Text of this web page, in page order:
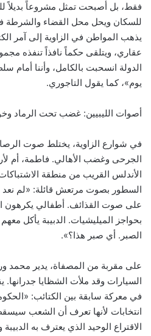
فقط، بل أصبحت تمثل مشروعاً بديلاً
للسكان ويحل محل القضاء والشرطة
يذهب المواطن في الزاوية إلى آمر
عقاري، ويتلقى حكماً نافذاً تنفذه
الدولة انسحبت بالكامل، وأننا أمام
يوم»، كما يقول التاجوري.
أصوات الليبيين: غضب تحت الرماد
في شوارع الزاوية، يختلط صوت
الجرحى وغضب الأهالي. فاطمة، أم
الأندلس القريب من منطقة
السطور بصوت مرتعش قائلة: «لم
على صوت القذائف. أطفالي يكرهون
بحواجز الميليشيات. الدبيبة يأكل
الصبر. أي صبر هذا؟».
على مقربة من المصفاة، يدير محمد
السيارات وقد ملأت الشظايا
في معركة سابقة بين الكتائب: «الحكومة
انتخابات لأنها تعرف أن الشعب
الاقتراع الوحيد الذي يعترف به